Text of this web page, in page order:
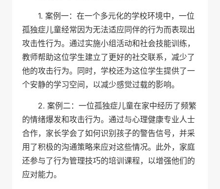
1. 案例一：在一个多元化的学校环境中，一位
孤独症儿童经常因为无法适应同伴的行为而表现出
攻击性行为。通过实施小组活动和社会技能训练，
教师帮助这位学生建立了更好的社交联系，减少了
他的攻击行为。同时，学校还为这位学生提供了一
个安静的学习空间，以减少感觉过载的影响。
2. 案例二：一位孤独症儿童在家中经历了频繁
的情绪爆发和攻击行为。通过与心理健康专业人士
合作，家长学会了如何识别孩子的警告信号，并采
用了积极的沟通策略来应对这些情况。此外，家庭
还参与了行为管理技巧的培训课程，以增强他们的
应对能力。